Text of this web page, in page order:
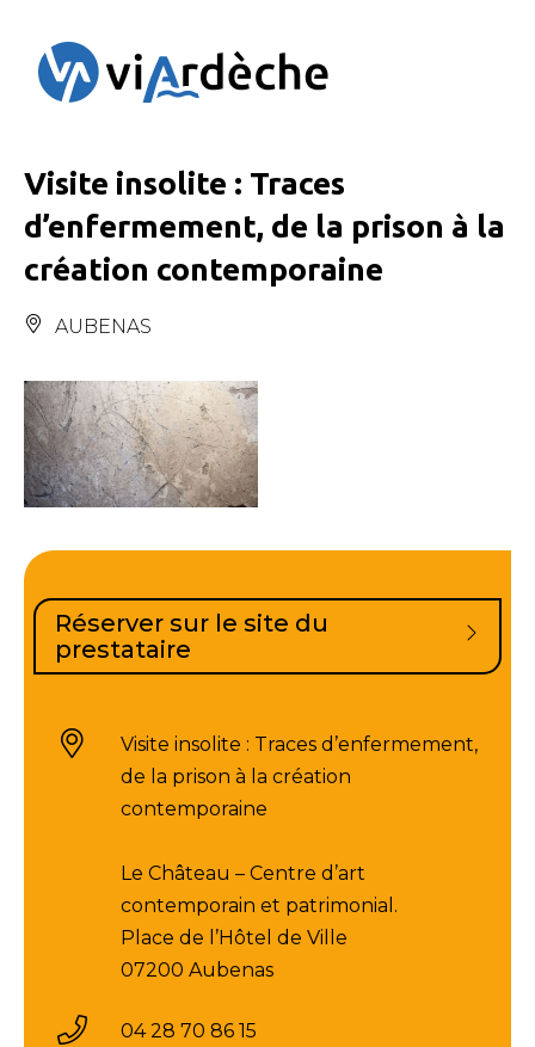
Visite insolite : Traces
d’enfermement, de la prison à la
création contemporaine
AUBENAS
Réserver sur le site du
prestataire
Visite insolite : Traces d’enfermement,
de la prison à la création
contemporaine
Le Château – Centre d’art
contemporain et patrimonial.
Place de l’Hôtel de Ville
07200 Aubenas
04 28 70 86 15